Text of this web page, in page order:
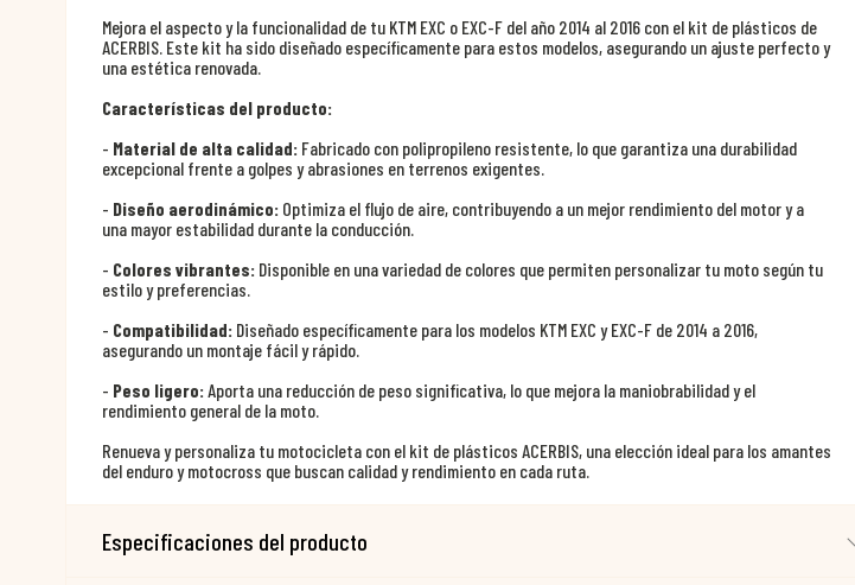
Mejora el aspecto y la funcionalidad de tu KTM EXC o EXC-F del año 2014 al 2016 con el kit de plásticos de
ACERBIS. Este kit ha sido diseñado específicamente para estos modelos, asegurando un ajuste perfecto y
una estética renovada.
Características del producto:
- Material de alta calidad: Fabricado con polipropileno resistente, lo que garantiza una durabilidad
excepcional frente a golpes y abrasiones en terrenos exigentes.
- Diseño aerodinámico: Optimiza el flujo de aire, contribuyendo a un mejor rendimiento del motor y a
una mayor estabilidad durante la conducción.
- Colores vibrantes: Disponible en una variedad de colores que permiten personalizar tu moto según tu
estilo y preferencias.
- Compatibilidad: Diseñado específicamente para los modelos KTM EXC y EXC-F de 2014 a 2016,
asegurando un montaje fácil y rápido.
- Peso ligero:Aporta una reducción de peso significativa, lo que mejora la maniobrabilidad y el
rendimiento general de la moto.
Renueva y personaliza tu motocicleta con el kit de plásticos ACERBIS, una elección ideal para los amantes
del enduro y motocross que buscan calidad y rendimiento en cada ruta.
Especificaciones del producto